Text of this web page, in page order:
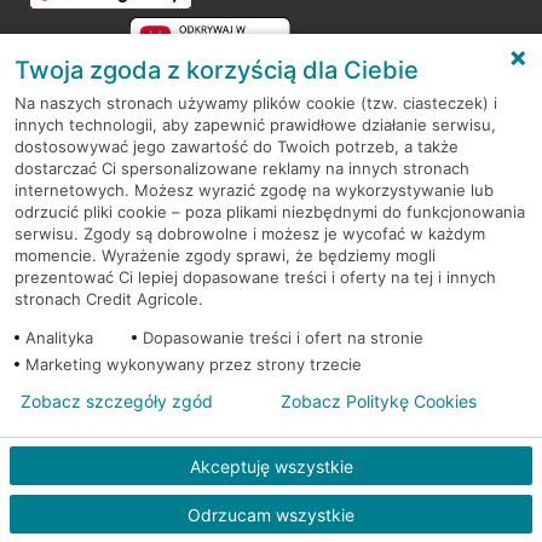
RODO
Regulamin serwisu
Mapa serwisu
PolitykaCookies
© 2026 Credit Agricole Bank Polska S.A. Wszelkie prawa zastrzeżone
Twoja zgoda z korzyścią dla Ciebie
Na naszych stronach używamy plików cookie (tzw. ciasteczek) i
innych technologii, aby zapewnić prawidłowe działanie serwisu,
dostosowywać jego zawartość do Twoich potrzeb, a także
dostarczać Ci spersonalizowane reklamy na innych stronach
internetowych. Możesz wyrazić zgodę na wykorzystywanie lub
odrzucić pliki cookie – poza plikami niezbędnymi do funkcjonowania
serwisu. Zgody są dobrowolne i możesz je wycofać w każdym
momencie. Wyrażenie zgody sprawi, że będziemy mogli
prezentować Ci lepiej dopasowane treści i oferty na tej i innych
stronach Credit Agricole.
Analityka
Dopasowanie treści i ofert na stronie
Marketing wykonywany przez strony trzecie
Akceptuję wszystkie
Odrzucam wszystkie
Zobacz szczegóły zgód Zobacz Politykę Cookies